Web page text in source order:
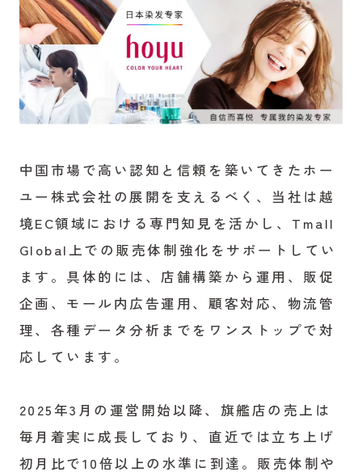
中国市場で高い認知と信頼を築いてきたホー
ユー株式会社の展開を支えるべく、当社は越
境EC領域における専門知見を活かし、Tmall
Global上での販売体制強化をサポートしてい
ます。具体的には、店舗構築から運用、販促
企画、モール内広告運用、顧客対応、物流管
理、各種データ分析までをワンストップで対
応しています。
2025年3月の運営開始以降、旗艦店の売上は
毎月着実に成長しており、直近では立ち上げ
初月比で10倍以上の水準に到達。販売体制や